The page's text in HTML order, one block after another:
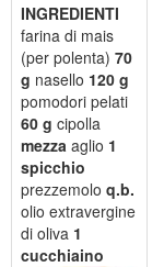
INGREDIENTI
farina di mais
(per polenta) 70
g nasello 120 g
pomodori pelati
60 g cipolla
mezza aglio 1
spicchio
prezzemolo q.b.
olio extravergine
di oliva 1
cucchiaino